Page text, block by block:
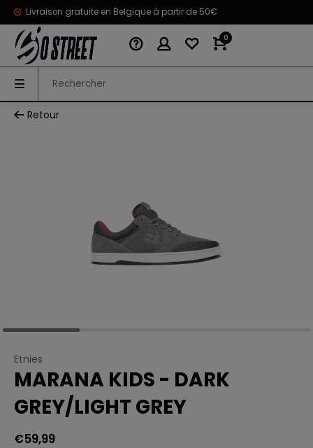
Livraison gratuite en Belgique à partir de 50€
0
Retour
Etnies
MARANA KIDS - DARK
GREY/LIGHT GREY
€59,99